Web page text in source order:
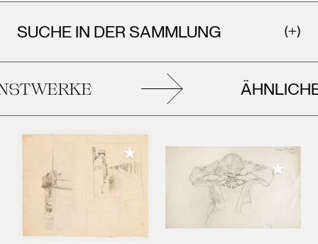
SUCHE IN DER SAMMLUNG
ÄHNLICHE
Meiner Sammlung hinzufügen
Meiner